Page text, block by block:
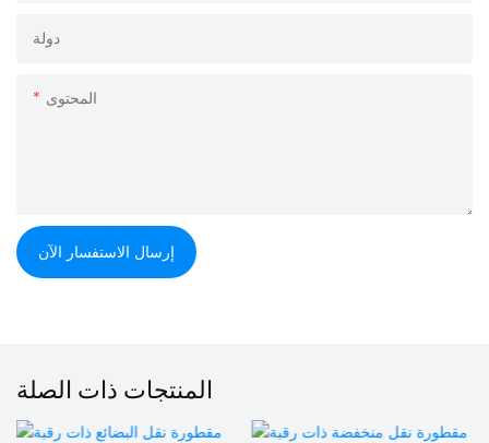
دولة
المحتوى
إرسال الاستفسار الآن
المنتجات ذات الصلة